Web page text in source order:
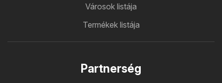
Városok listája
Termékek listája
Partnerség